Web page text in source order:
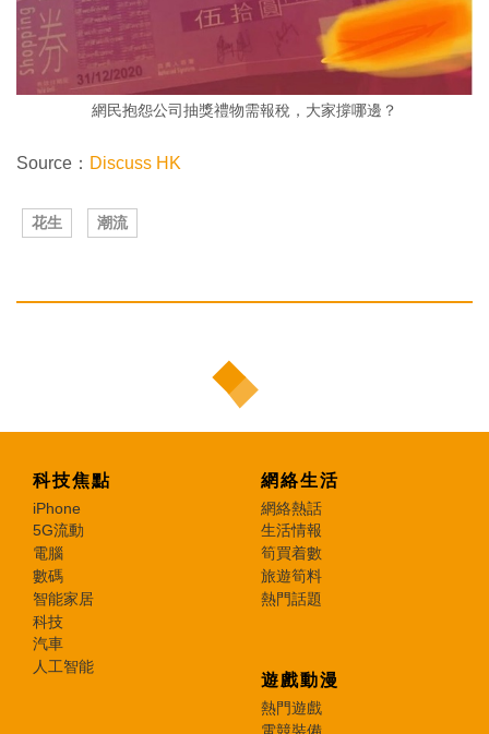
網民抱怨公司抽獎禮物需報稅，大家撐哪邊？
Source： Discuss HK
花生 潮流
科技焦點
iPhone
5G流動
電腦
數碼
智能家居
科技
汽車
人工智能
網絡生活
網絡熱話
生活情報
筍買着數
旅遊筍料
熱門話題
遊戲動漫
熱門遊戲